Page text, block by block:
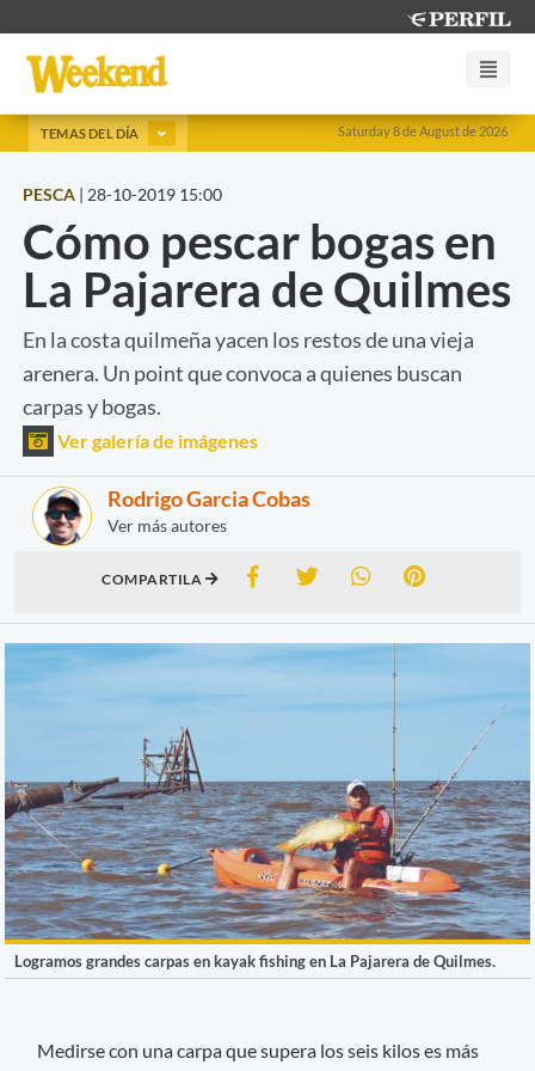
Saturday 8 de August de 2026
TEMAS DEL DÍA
PESCA | 28-10-2019 15:00
Cómo pescar bogas en
La Pajarera de Quilmes
En la costa quilmeña yacen los restos de una vieja
arenera. Un point que convoca a quienes buscan
carpas y bogas.
Ver galería de imágenes
Rodrigo Garcia Cobas
Ver más autores
COMPARTILA
Logramos grandes carpas en kayak fishing en La Pajarera de Quilmes.
Medirse con una carpa que supera los seis kilos es más